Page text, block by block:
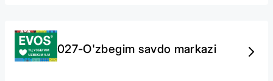
027-O'zbegim savdo markazi